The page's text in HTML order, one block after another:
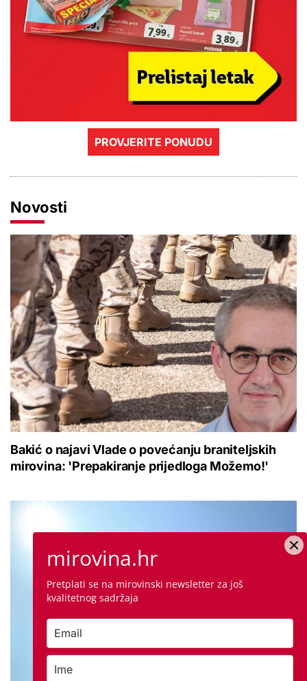
PROVJERITE PONUDU
Novosti
Bakić o najavi Vlade o povećanju braniteljskih
mirovina: 'Prepakiranje prijedloga Možemo!'
mirovina.hr
Pretplati se na mirovinski newsletter za još
kvalitetnog sadržaja